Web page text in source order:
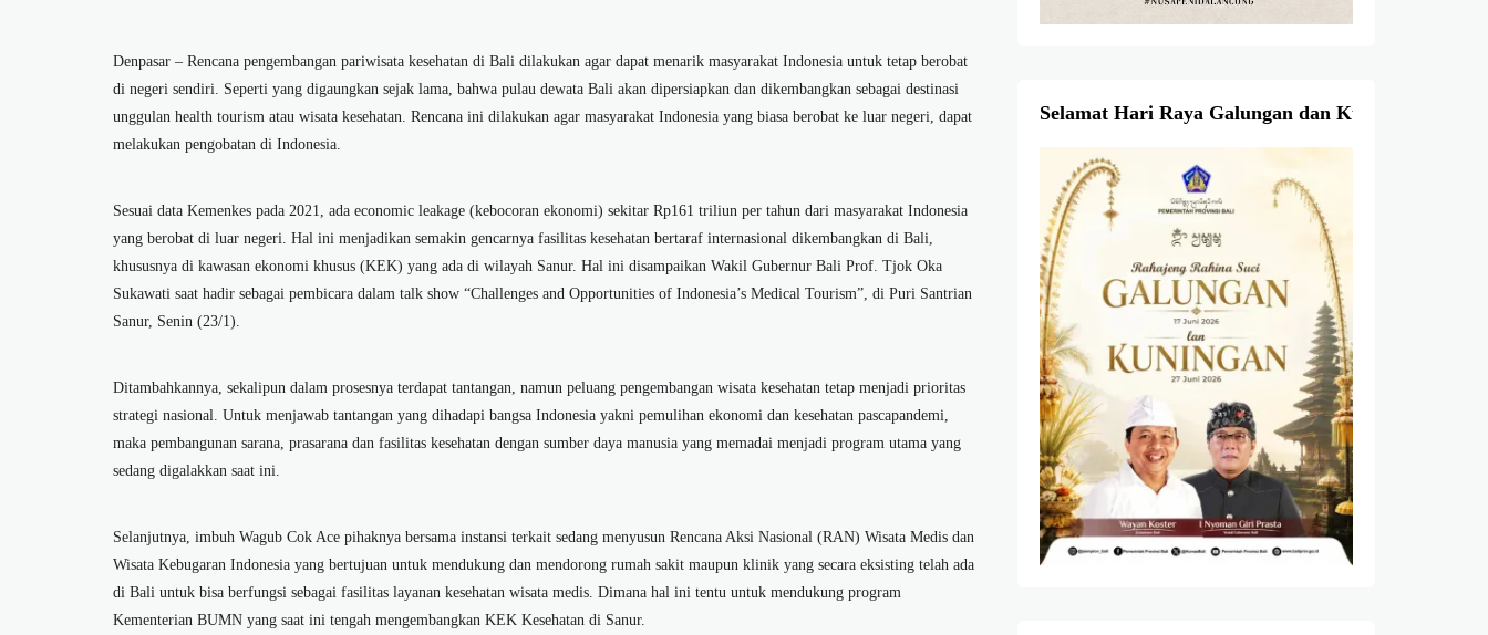
Denpasar – Rencana pengembangan pariwisata kesehatan di Bali dilakukan agar dapat menarik masyarakat Indonesia untuk tetap berobat
di negeri sendiri. Seperti yang digaungkan sejak lama, bahwa pulau dewata Bali akan dipersiapkan dan dikembangkan sebagai destinasi
unggulan health tourism atau wisata kesehatan. Rencana ini dilakukan agar masyarakat Indonesia yang biasa berobat ke luar negeri, dapat
melakukan pengobatan di Indonesia.
Sesuai data Kemenkes pada 2021, ada economic leakage (kebocoran ekonomi) sekitar Rp161 triliun per tahun dari masyarakat Indonesia
yang berobat di luar negeri. Hal ini menjadikan semakin gencarnya fasilitas kesehatan bertaraf internasional dikembangkan di Bali,
khususnya di kawasan ekonomi khusus (KEK) yang ada di wilayah Sanur. Hal ini disampaikan Wakil Gubernur Bali Prof. Tjok Oka
Sukawati saat hadir sebagai pembicara dalam talk show “Challenges and Opportunities of Indonesia’s Medical Tourism”, di Puri Santrian
Sanur, Senin (23/1).
Ditambahkannya, sekalipun dalam prosesnya terdapat tantangan, namun peluang pengembangan wisata kesehatan tetap menjadi prioritas
strategi nasional. Untuk menjawab tantangan yang dihadapi bangsa Indonesia yakni pemulihan ekonomi dan kesehatan pascapandemi,
maka pembangunan sarana, prasarana dan fasilitas kesehatan dengan sumber daya manusia yang memadai menjadi program utama yang
sedang digalakkan saat ini.
Selanjutnya, imbuh Wagub Cok Ace pihaknya bersama instansi terkait sedang menyusun Rencana Aksi Nasional (RAN) Wisata Medis dan
Wisata Kebugaran Indonesia yang bertujuan untuk mendukung dan mendorong rumah sakit maupun klinik yang secara eksisting telah ada
di Bali untuk bisa berfungsi sebagai fasilitas layanan kesehatan wisata medis. Dimana hal ini tentu untuk mendukung program
Kementerian BUMN yang saat ini tengah mengembangkan KEK Kesehatan di Sanur.
Selamat Hari Raya Galungan dan Kuningan